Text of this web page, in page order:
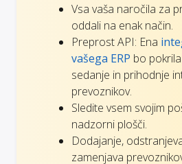
Vsa vaša naročila za
oddali na enak način.
Preprost API: Ena
vašega ERP bo
sedanje in prihodnje
prevoznikov.
Sledite vsem svojim
nadzorni plošči.
Dodajanje,
zamenjava